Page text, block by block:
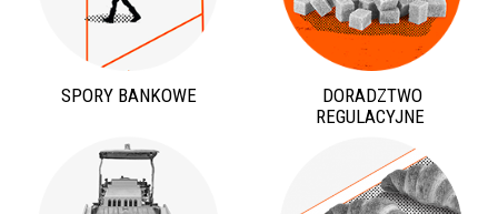
SPORY BANKOWE DORADZTWO
REGULACYJNE